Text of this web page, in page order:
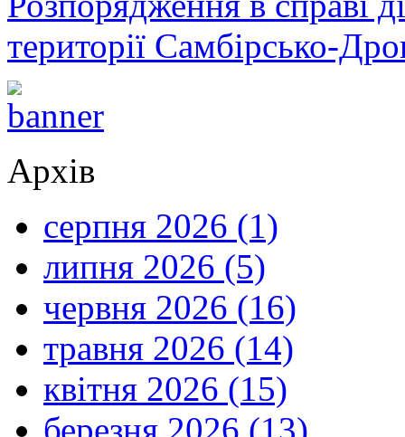
території Самбірсько-
Архів
серпня 2026 (1)
липня 2026 (5)
червня 2026 (16)
травня 2026 (14)
квітня 2026 (15)